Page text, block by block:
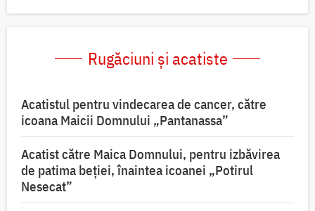
Rugăciuni și acatiste
Acatistul pentru vindecarea de cancer, către
icoana Maicii Domnului „Pantanassa”
Acatist către Maica Domnului, pentru izbăvirea
de patima beției, înaintea icoanei „Potirul
Nesecat”